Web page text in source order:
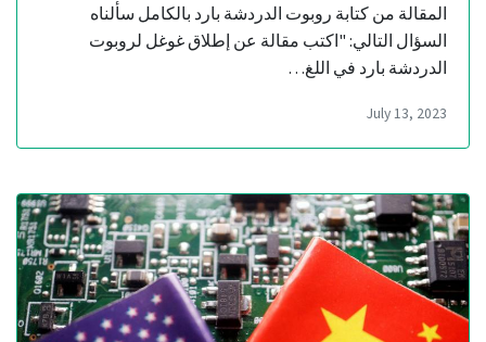
المقالة من كتابة روبوت الدردشة بارد بالكامل سألناه
السؤال التالي: "اكتب مقالة عن إطلاق غوغل لروبوت
الدردشة بارد في اللغ…
July 13, 2023